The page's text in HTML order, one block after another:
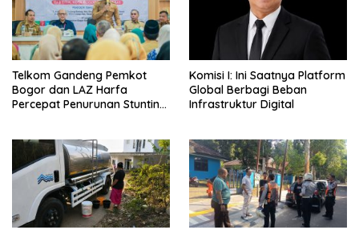
Telkom Gandeng Pemkot
Bogor dan LAZ Harfa
Percepat Penurunan Stunting
Komisi I: Ini Saatnya Platform
Global Berbagi Beban
Infrastruktur Digital